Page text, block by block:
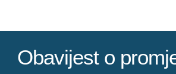
Obavijest o